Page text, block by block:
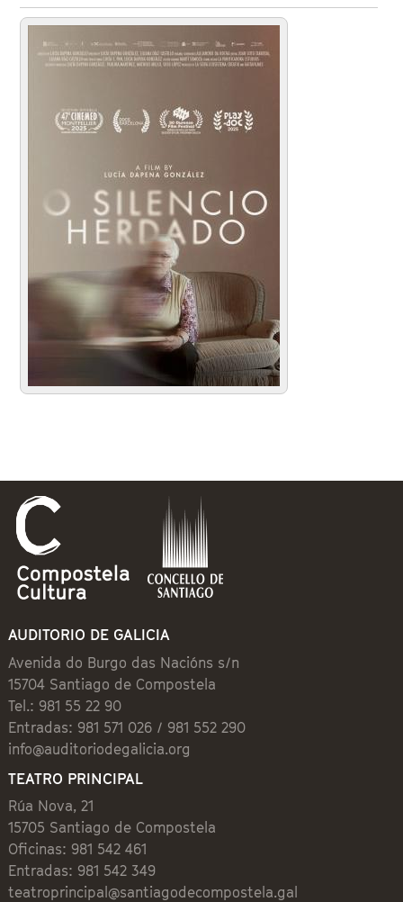
AUDITORIO DE GALICIA
Avenida do Burgo das Nacións s/n
15704 Santiago de Compostela
Tel.: 981 55 22 90
Entradas: 981 571 026 / 981 552 290
info@auditoriodegalicia.org
TEATRO PRINCIPAL
Rúa Nova, 21
15705 Santiago de Compostela
Oficinas: 981 542 461
Entradas: 981 542 349
teatroprincipal@santiagodecompostela.gal